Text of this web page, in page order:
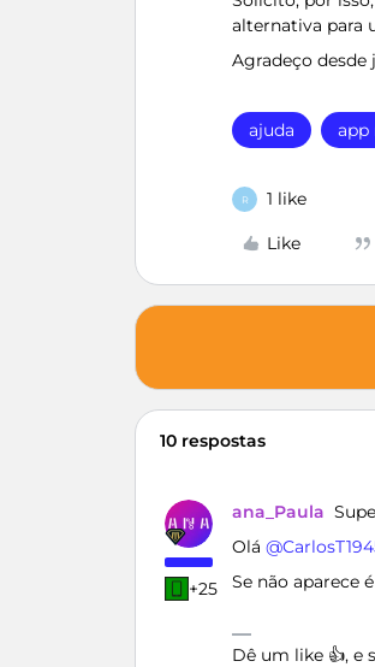
alternativa para
Agradeço desde
ajuda app
R 1 like
Like
10 respostas
+25
ana_Paula
Olá ​
Se não aparece
Dê um like 👍, e